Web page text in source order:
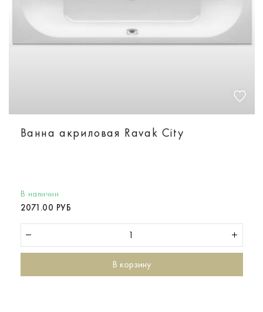
Ванна акриловая Ravak City
В наличии
2071.00 РУБ
В корзину